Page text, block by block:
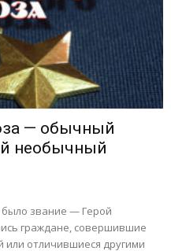
— обычный
необычный
звание — Герой
граждане, совершившие
отличившиеся другими